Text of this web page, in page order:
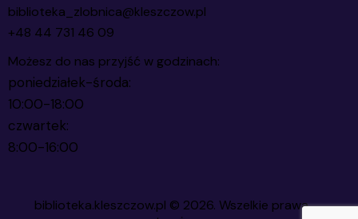
biblioteka_zlobnica@kleszczow.pl
+48 44 731 46 09
Możesz do nas przyjść w godzinach:
poniedziałek-środa:
10:00-18:00
czwartek:
8:00-16:00
biblioteka.kleszczow.pl © 2026. Wszelkie prawa